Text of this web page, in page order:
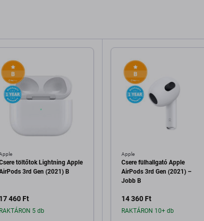
töltőtok Lightning Apple
3rd Gen (2021) B
17 460 Ft
RAKTÁRON 5 db
Apple
Csere fülhallgató Apple
AirPods 3rd Gen (2021) –
Jobb B
14 360 Ft
RAKTÁRON 10+ db